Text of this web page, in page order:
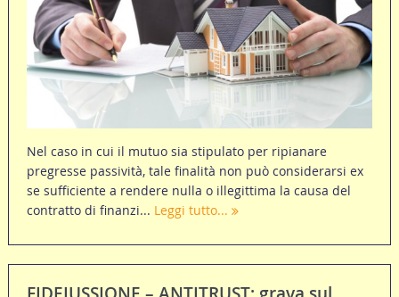
Nel caso in cui il mutuo sia stipulato per ripianare
pregresse passività, tale finalità non può considerarsi ex
se sufficiente a rendere nulla o illegittima la causa del
contratto di finanzi... Leggi tutto...